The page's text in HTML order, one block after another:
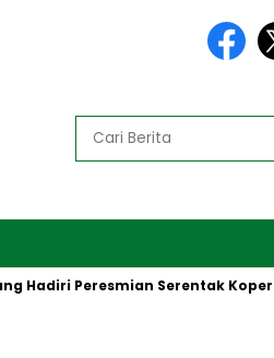
Peresmian Serentak Koperasi